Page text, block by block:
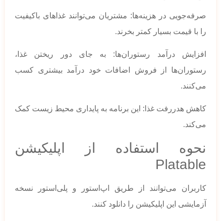
صرفه‌جویی در هزینه‌ها: مشتریان می‌توانند غذاهای باکیفیت
را با قیمت بسیار کمتر بخرند.
افزایش درآمد رستوران‌ها: به جای دور ریختن غذا،
رستوران‌ها از فروش اضافات خود درآمد بیشتری کسب
می‌کنند.
کاهش هدررفت غذا: این برنامه به پایداری محیط زیست کمک
می‌کند.
نحوه استفاده از اپلیکیشن
Platable
کاربران می‌توانند از طریق اپ‌استور و پلی‌استور نسخه
آزمایشی این اپلیکیشن را دانلود کنند.